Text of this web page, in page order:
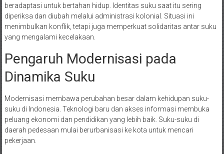
beradaptasi untuk bertahan hidup. Identitas suku saat itu sering
diperiksa dan diubah melalui administrasi kolonial. Situasi ini
menimbulkan konflik, tetapi juga memperkuat solidaritas antar suku
yang mengalami kecelakaan.
Pengaruh Modernisasi pada
Dinamika Suku
Modernisasi membawa perubahan besar dalam kehidupan suku-
suku di Indonesia. Teknologi baru dan akses informasi membuka
peluang ekonomi dan pendidikan yang lebih baik. Suku-suku di
daerah pedesaan mulai berurbanisasi ke kota untuk mencari
pekerjaan.